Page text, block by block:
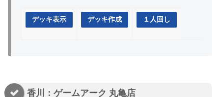
デッキ表示 デッキ作成 １人回し
香川：ゲームアーク 丸亀店